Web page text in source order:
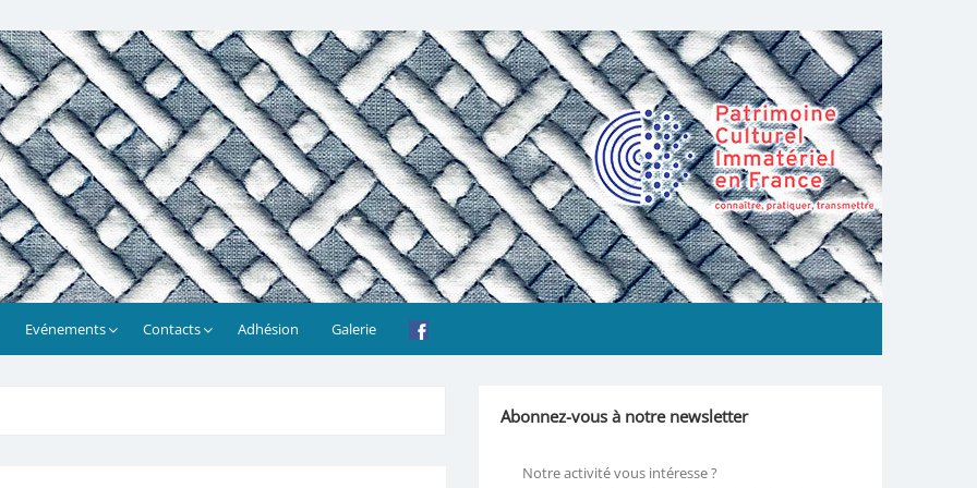
Evénements Contacts Adhésion Galerie
Abonnez-vous à notre newsletter
Notre activité vous intéresse ?